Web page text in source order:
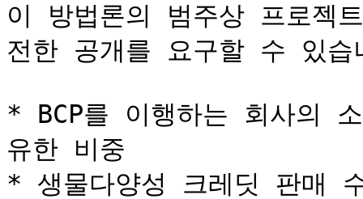
이 방법론의 범주상 프로젝
전한 공개를 요구할 수 있
* BCP를 이행하는 회사의
유한 비중
* 생물다양성 크레딧 판매